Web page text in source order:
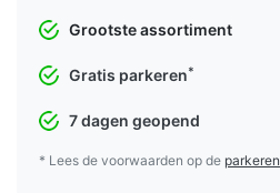
Grootste assortiment
Gratis parkeren*
7 dagen geopend
* Lees de voorwaarden op de parkeren